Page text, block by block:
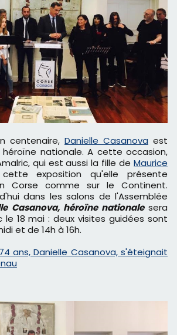
centenaire, Danielle Casanova est
nationale. A cette occasion,
qui est aussi la fille de Maurice
exposition qu'elle présente
Corse comme sur le Continent.
dans les salons de l'Assemblée
Casanova, héroïne nationalesera
le 18 mai : deux visites guidées sont
et de 14h à 16h.
ans, Danielle Casanova, s'éteignait